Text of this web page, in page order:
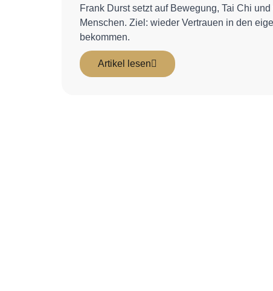
Frank Durst setzt auf Bewegung, Tai Chi
Menschen. Ziel: wieder Vertrauen in den
bekommen.
Artikel lesen